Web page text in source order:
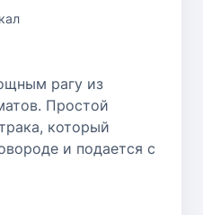
рагу из
Простой
который
и подается с